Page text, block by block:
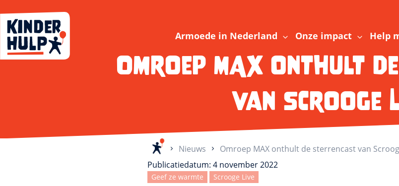
Kinderhulp
Armoede in Nederland
Onze impact Help
Omroep MAX onthult
van Scrooge
HomeNieuws
Omroep MAX onthult de sterrencast van
Publicatiedatum: 4 november 2022
Geef ze warmte Scrooge Live